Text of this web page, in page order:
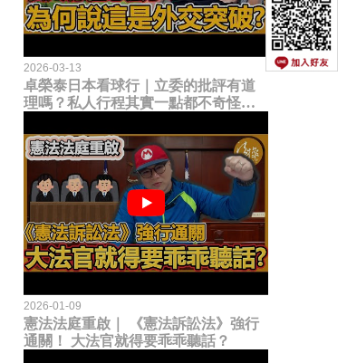
2026-03-13
卓榮泰日本看球行｜立委的批評有道
理嗎？私人行程其實一點都不奇怪？
2026-01-09
憲法法庭重啟｜ 《憲法訴訟法》強行
通關！ 大法官就得要乖乖聽話？